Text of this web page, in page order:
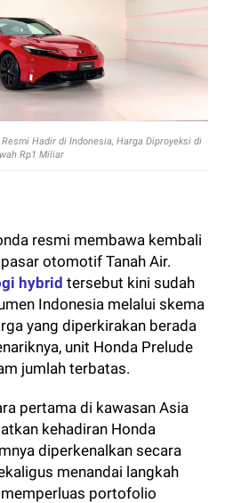
Hadir di Indonesia, Harga Diproyeksi di
Rp1 Miliar
resmi membawa kembali
otomotif Tanah Air.
hybrid tersebut kini sudah
Indonesia melalui skema
yang diperkirakan berada
unit Honda Prelude
jumlah terbatas.
pertama di kawasan Asia
kehadiran Honda
diperkenalkan secara
menandai langkah
portofolio